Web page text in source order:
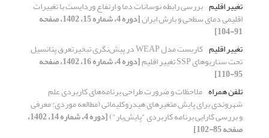
تغییر اقلیم بررسی رابطه نوسانات دما و ارتفاع وردایست با تغییرات
اقلیمی دمای سطحی و بارش ایران [دوره 4، شماره 15، 1402، صفحه
91-104]
تغییر اقلیم
کاربست مدل WEAP در پیش‌نگری تبخیرتعرق پتانسیل
تحت سناریوهای SSP تغییر اقلیم [دوره 4، شماره 16، 1402، صفحه
95-110]
تلفن همراه ملاحظات و ضرورت طراحی برنامه‌های کاربردی علم
شهروندی برای پایش متغیرهای هیدروکلیمائی (مطالعه موردی: معرفی
و بررسی کارایی برنامه کاربردی "پایش‌یار") [دوره 4، شماره 14، 1402،
صفحه 85-102]